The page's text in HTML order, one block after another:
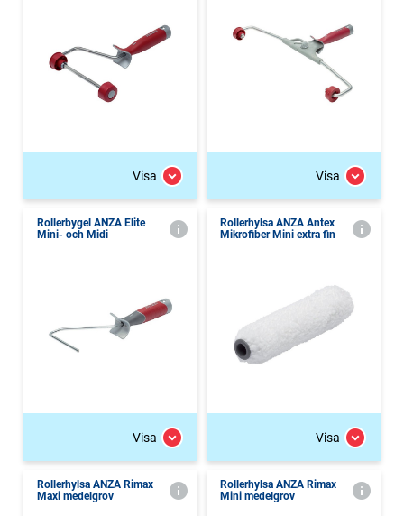
Visa Visa
Rollerbygel ANZA Elite
Mini- och Midi
Visa
Rollerhylsa ANZA Antex
Mikrofiber Mini extra fin
Visa
Rollerhylsa ANZA Rimax
Maxi medelgrov
Rollerhylsa ANZA Rimax
Mini medelgrov